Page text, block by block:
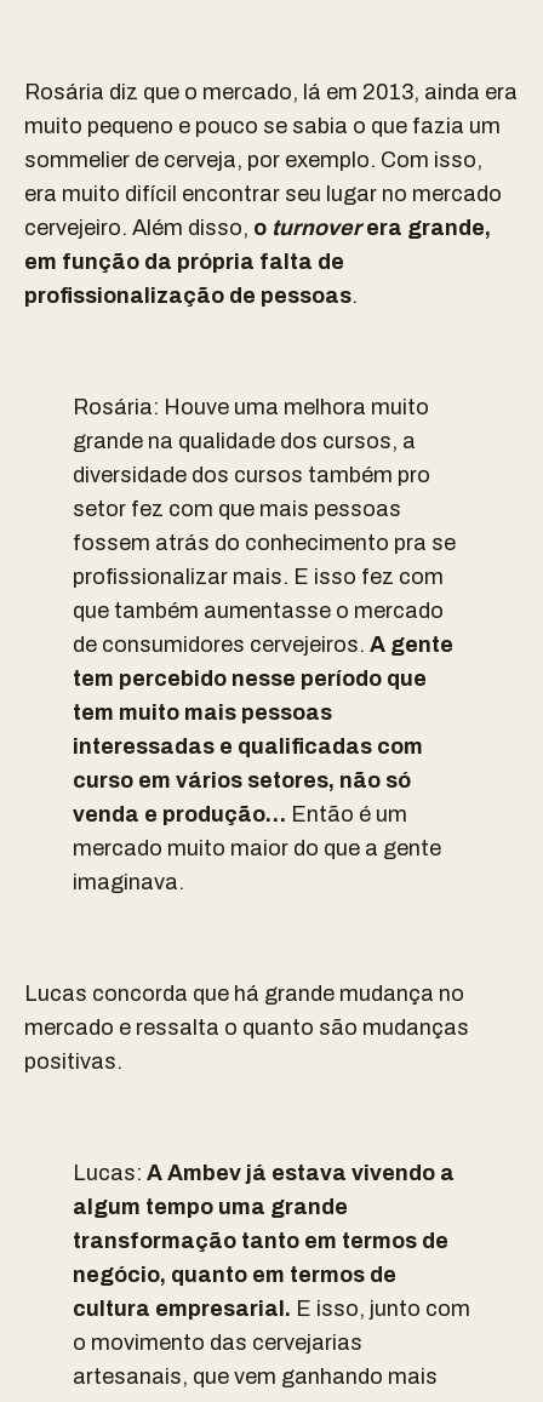
Rosária diz que o mercado, lá em 2013, ainda era
muito pequeno e pouco se sabia o que fazia um
sommelier de cerveja, por exemplo. Com isso,
era muito difícil encontrar seu lugar no mercado
cervejeiro. Além disso, o turnoverera grande,
em função da própria falta de
profissionalização de pessoas.
Rosária: Houve uma melhora muito
grande na qualidade dos cursos, a
diversidade dos cursos também pro
setor fez com que mais pessoas
fossem atrás do conhecimento pra se
profissionalizar mais. E isso fez com
que também aumentasse o mercado
de consumidores cervejeiros. A gente
tem percebido nesse período que
tem muito mais pessoas
interessadas e qualificadas com
curso em vários setores, não só
venda e produção… Então é um
mercado muito maior do que a gente
imaginava.
Lucas concorda que há grande mudança no
mercado e ressalta o quanto são mudanças
positivas.
Lucas: A Ambev já estava vivendo a
algum tempo uma grande
transformação tanto em termos de
negócio, quanto em termos de
cultura empresarial. E isso, junto com
o movimento das cervejarias
artesanais, que vem ganhando mais